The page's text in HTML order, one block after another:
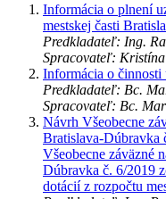
Informácia o plnení
mestskej časti
Predkladateľ: Ing.
Spracovateľ:
Informácia o
Predkladateľ: Bc.
Spracovateľ: Bc.
Návrh Všeobecne
Bratislava-Dúbravka
Všeobecne záväzné
Dúbravka č. 6/2019
dotácií z rozpočtu